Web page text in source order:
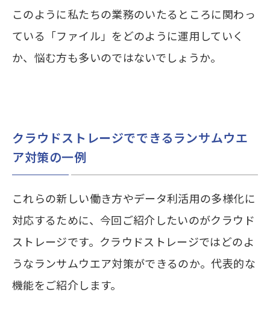
このように私たちの業務のいたるところに関わっ
ている「ファイル」をどのように運用していく
か、悩む方も多いのではないでしょうか。
クラウドストレージでできるランサムウエ
ア対策の一例
これらの新しい働き方やデータ利活用の多様化に
対応するために、今回ご紹介したいのがクラウド
ストレージです。クラウドストレージではどのよ
うなランサムウエア対策ができるのか。代表的な
機能をご紹介します。